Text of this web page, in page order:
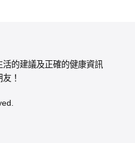
的建議及正確的健康資訊
！